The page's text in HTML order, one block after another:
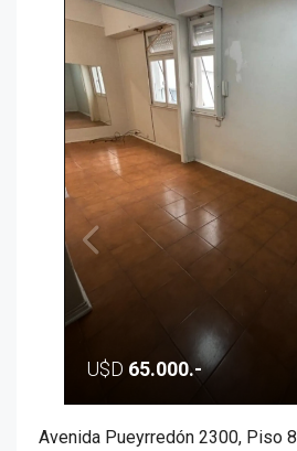
U$D 65.000.-
Avenida Pueyrredón 2300, Piso 8